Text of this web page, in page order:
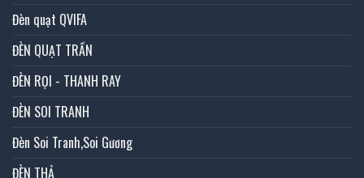
Đèn quạt QVIFA
ĐÈN QUẠT TRẦN
ĐÈN RỌI - THANH RAY
ĐÈN SOI TRANH
Đèn Soi Tranh,Soi Gương
ĐÈN THẢ